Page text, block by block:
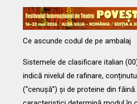
Ce ascunde codul de pe ambalaj
Sistemele de clasificare italian
indică nivelul de rafinare,
(“cenușă”) și de proteine din